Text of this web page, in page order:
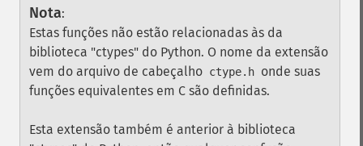
Nota:
Estas funções não estão relacionadas às da
biblioteca "ctypes" do Python. O nome da extensão
vem do arquivo de cabeçalho ctype.h onde suas
funções equivalentes em C são definidas.
Esta extensão também é anterior à biblioteca